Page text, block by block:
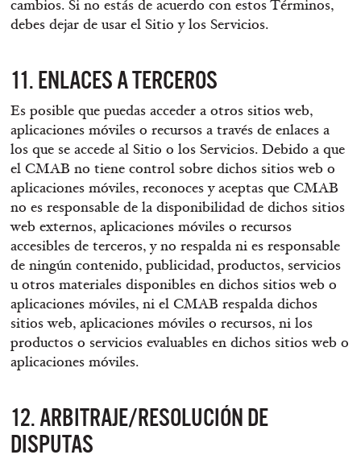
cambios. Si no estás de acuerdo con estos Términos,
debes dejar de usar el Sitio y los Servicios.
11. ENLACES A TERCEROS
Es posible que puedas acceder a otros sitios web,
aplicaciones móviles o recursos a través de enlaces a
los que se accede al Sitio o los Servicios. Debido a que
el CMAB no tiene control sobre dichos sitios web o
aplicaciones móviles, reconoces y aceptas que CMAB
no es responsable de la disponibilidad de dichos sitios
web externos, aplicaciones móviles o recursos
accesibles de terceros, y no respalda ni es responsable
de ningún contenido, publicidad, productos, servicios
u otros materiales disponibles en dichos sitios web o
aplicaciones móviles, ni el CMAB respalda dichos
sitios web, aplicaciones móviles o recursos, ni los
productos o servicios evaluables en dichos sitios web o
aplicaciones móviles.
12. ARBITRAJE/RESOLUCIÓN DE
DISPUTAS